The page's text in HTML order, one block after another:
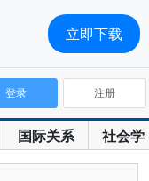
国际关系 社会学
登录 注册
立即下载